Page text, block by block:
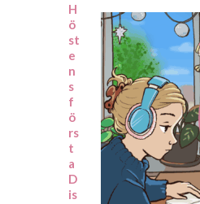
H
ö
st
e
n
s
f
ö
rs
t
a
D
is